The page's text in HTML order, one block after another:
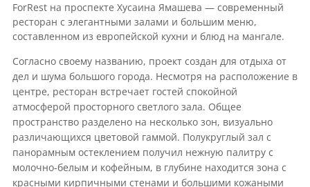
ForRest на проспекте Хусаина Ямашева — современный
ресторан с элегантными залами и большим меню,
составленном из европейской кухни и блюд на мангале.
Согласно своему названию, проект создан для отдыха от
дел и шума большого города. Несмотря на расположение в
центре, ресторан встречает гостей спокойной
атмосферой просторного светлого зала. Общее
пространство разделено на несколько зон, визуально
различающихся цветовой гаммой. Полукруглый зал с
панорамным остеклением получил нежную палитру с
молочно-белым и кофейным, в глубине находится зона с
красными кирпичными стенами и большими кожаными